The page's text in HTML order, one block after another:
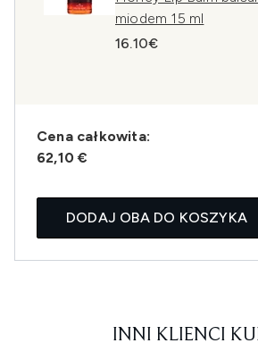
miodem 15 ml
16.10€
Cena całkowita:
62,10 €
DODAJ OBA DO KOSZYKA
INNI KLIENCI